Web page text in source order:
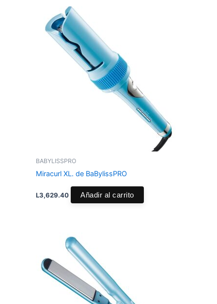
BABYLISSPRO
Miracurl XL. de BaBylissPRO
L3,629.40 Añadir al carrito